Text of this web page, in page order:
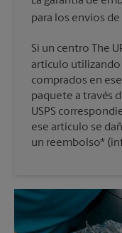
para los envíos de
Si un centro The
artículo
comprados en
paquete a través
USPS
ese artículo se
un reembolso*